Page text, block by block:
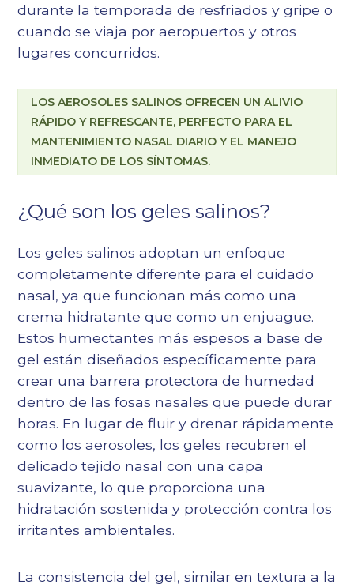
durante la temporada de resfriados y gripe o
cuando se viaja por aeropuertos y otros
lugares concurridos.
LOS AEROSOLES SALINOS OFRECEN UN ALIVIO
RÁPIDO Y REFRESCANTE, PERFECTO PARA EL
MANTENIMIENTO NASAL DIARIO Y EL MANEJO
INMEDIATO DE LOS SÍNTOMAS.
¿Qué son los geles salinos?
Los geles salinos adoptan un enfoque
completamente diferente para el cuidado
nasal, ya que funcionan más como una
crema hidratante que como un enjuague.
Estos humectantes más espesos a base de
gel están diseñados específicamente para
crear una barrera protectora de humedad
dentro de las fosas nasales que puede durar
horas. En lugar de fluir y drenar rápidamente
como los aerosoles, los geles recubren el
delicado tejido nasal con una capa
suavizante, lo que proporciona una
hidratación sostenida y protección contra los
irritantes ambientales.
La consistencia del gel, similar en textura a la